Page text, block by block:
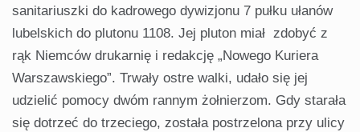
sanitariuszki do kadrowego dywizjonu 7 pułku ułanów
lubelskich do plutonu 1108. Jej pluton miał zdobyć z
rąk Niemców drukarnię i redakcję „Nowego Kuriera
Warszawskiego”. Trwały ostre walki, udało się jej
udzielić pomocy dwóm rannym żołnierzom. Gdy starała
się dotrzeć do trzeciego, została postrzelona przy ulicy